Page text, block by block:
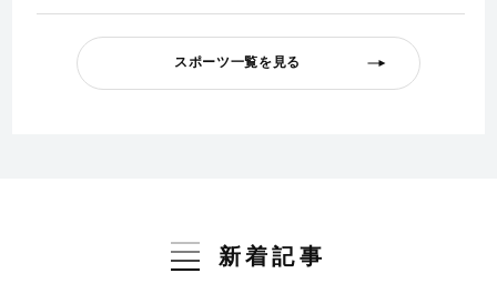
スポーツ一覧を見る
新着記事